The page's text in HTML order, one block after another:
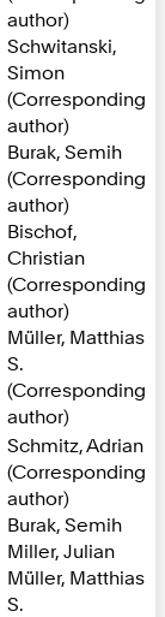
author)
Schwitanski,
Simon
(Corresponding
author)
Burak, Semih
(Corresponding
author)
Bischof,
Christian
(Corresponding
author)
Müller, Matthias
S.
(Corresponding
author)
Schmitz, Adrian
(Corresponding
author)
Burak, Semih
Miller, Julian
Müller, Matthias
S.